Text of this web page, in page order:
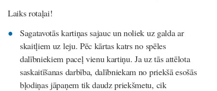
Laiks rotaļai!
Sagatavotās kartiņas sajauc un noliek uz galda ar
skaitļiem uz leju. Pēc kārtas katrs no spēles
dalībniekiem paceļ vienu kartiņu. Ja uz tās attēlota
saskaitīšanas darbība, dalībniekam no priekšā esošās
bļodiņas jāpaņem tik daudz priekšmetu, cik